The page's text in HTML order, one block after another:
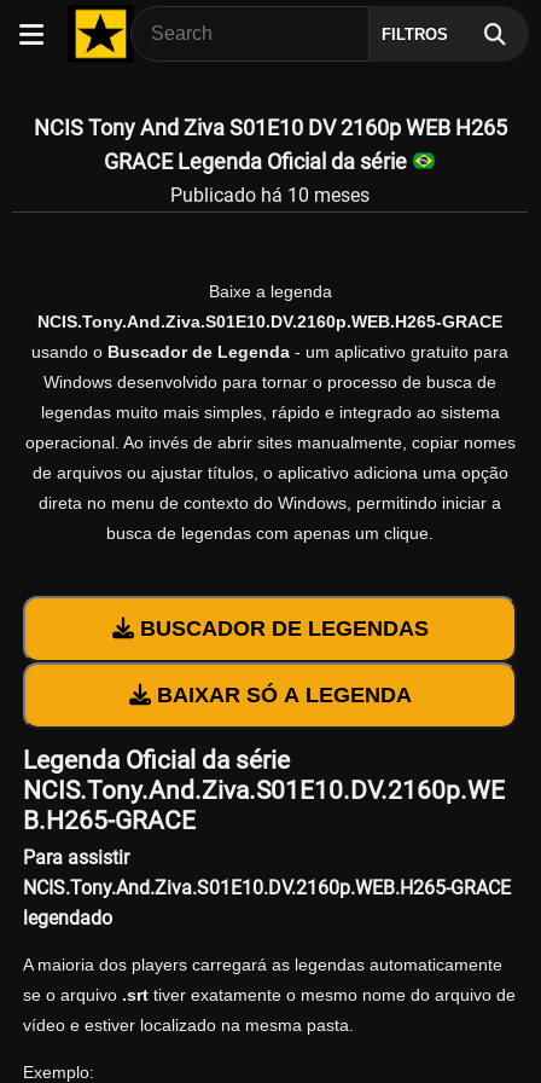
FILTROS
NCIS Tony And Ziva S01E10 DV 2160p WEB H265
GRACE Legenda Oficial da série
Publicado há 10 meses
Baixe a legenda
NCIS.Tony.And.Ziva.S01E10.DV.2160p.WEB.H265-GRACE
usando o Buscador de Legenda - um aplicativo gratuito para
Windows desenvolvido para tornar o processo de busca de
legendas muito mais simples, rápido e integrado ao sistema
operacional. Ao invés de abrir sites manualmente, copiar nomes
de arquivos ou ajustar títulos, o aplicativo adiciona uma opção
direta no menu de contexto do Windows, permitindo iniciar a
busca de legendas com apenas um clique.
BUSCADOR DE LEGENDAS
BAIXAR SÓ A LEGENDA
Legenda Oficial da série
NCIS.Tony.And.Ziva.S01E10.DV.2160p.WE
B.H265-GRACE
Para assistir
NCIS.Tony.And.Ziva.S01E10.DV.2160p.WEB.H265-GRACE
legendado
A maioria dos players carregará as legendas automaticamente
se o arquivo .srttiver exatamente o mesmo nome do arquivo de
vídeo e estiver localizado na mesma pasta.
Exemplo: